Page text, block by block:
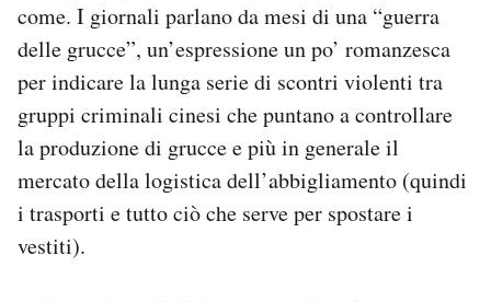
come. I giornali parlano da mesi di una “guerra
delle grucce”, un’espressione un po’ romanzesca
per indicare la lunga serie di scontri violenti tra
gruppi criminali cinesi che puntano a controllare
la produzione di grucce e più in generale il
mercato della logistica dell’abbigliamento (quindi
i trasporti e tutto ciò che serve per spostare i
vestiti).